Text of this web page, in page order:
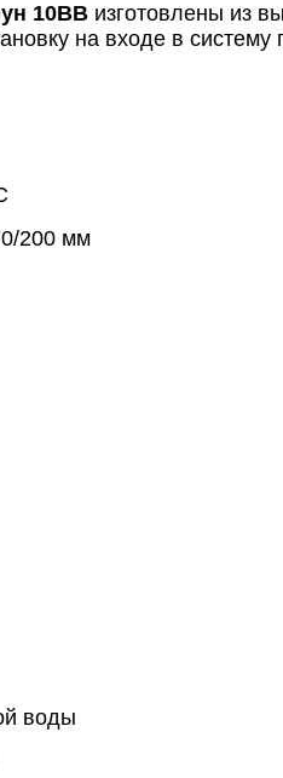
10BB изготовлены из
на входе в
200 мм
воды